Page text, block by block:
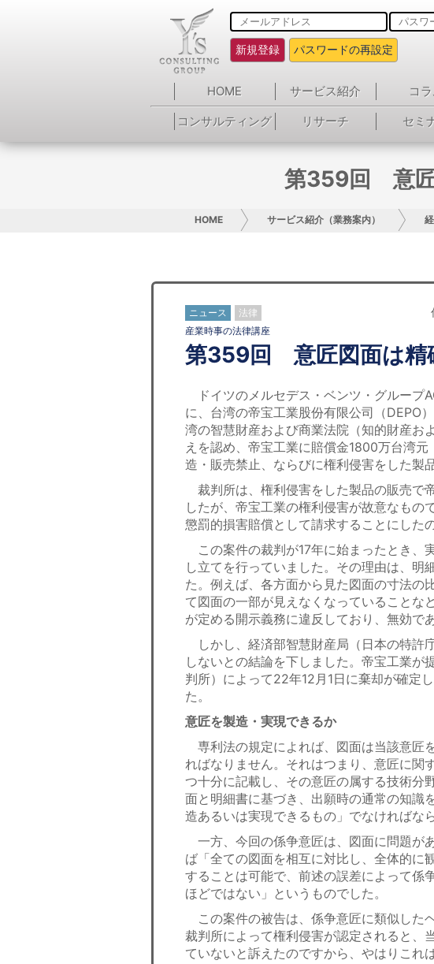
新規登録 パスワードの再設定
HOME サービス紹介 コ
コンサルティング
リサーチ セミ
第359回 意匠
HOME サービス紹介（業務案内）
ニュース 法律
産業時事の法律講座
第359回 意匠図面は精
ドイツのメルセデス・ベンツ・グループ
に、台湾の帝宝工業股份有限公司（DEPO
湾の智慧財産および商業法院（知的財産
えを認め、帝宝工業に賠償金1800万台湾
造・販売禁止、ならびに権利侵害をした製
裁判所は、権利侵害をした製品の販売で
したが、帝宝工業の権利侵害が故意なもの
懲罰的損害賠償として請求することにしたの
この案件の裁判が17年に始まったとき、
し立てを行っていました。その理由は、明
た。例えば、各方面から見た図面の寸法の
て図面の一部が見えなくなっていることな
が定める開示義務に違反しており、無効で
しかし、経済部智慧財産局（日本の特許
しないとの結論を下しました。帝宝工業
判所）によって22年12月1日に棄却が確定
た。
意匠を製造・実現できるか
専利法の規定によれば、図面は当該意匠
ればなりません。それはつまり、意匠に関
つ十分に記載し、その意匠の属する技術分
面と明細書に基づき、出願時の通常の知識
造あるいは実現できるもの」でなければな
一方、今回の係争意匠は、図面に問題が
ば「全ての図面を相互に対比し、全体的に
することは可能で、前述の誤差によって係
ほどではない」というものでした。
この案件の被告は、係争意匠に類似した
裁判所によって権利侵害が認定されると、
ていないと訴えたのですから、やはりこれ